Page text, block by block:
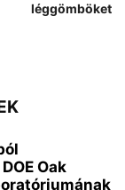
léggömböket
Oak